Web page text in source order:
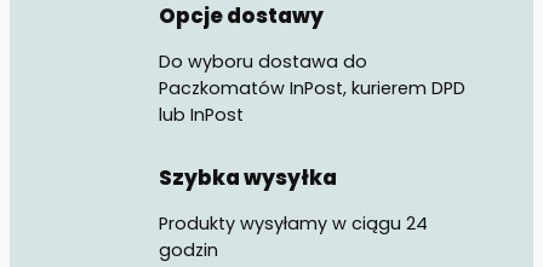
Opcje dostawy
Do wyboru dostawa do
Paczkomatów InPost, kurierem DPD
lub InPost
Szybka wysyłka
Produkty wysyłamy w ciągu 24
godzin